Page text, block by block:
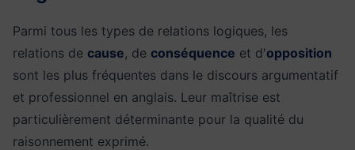
Parmi tous les types de relations logiques, les
relations de cause, de conséquence et d'opposition
sont les plus fréquentes dans le discours argumentatif
et professionnel en anglais. Leur maîtrise est
particulièrement déterminante pour la qualité du
raisonnement exprimé.